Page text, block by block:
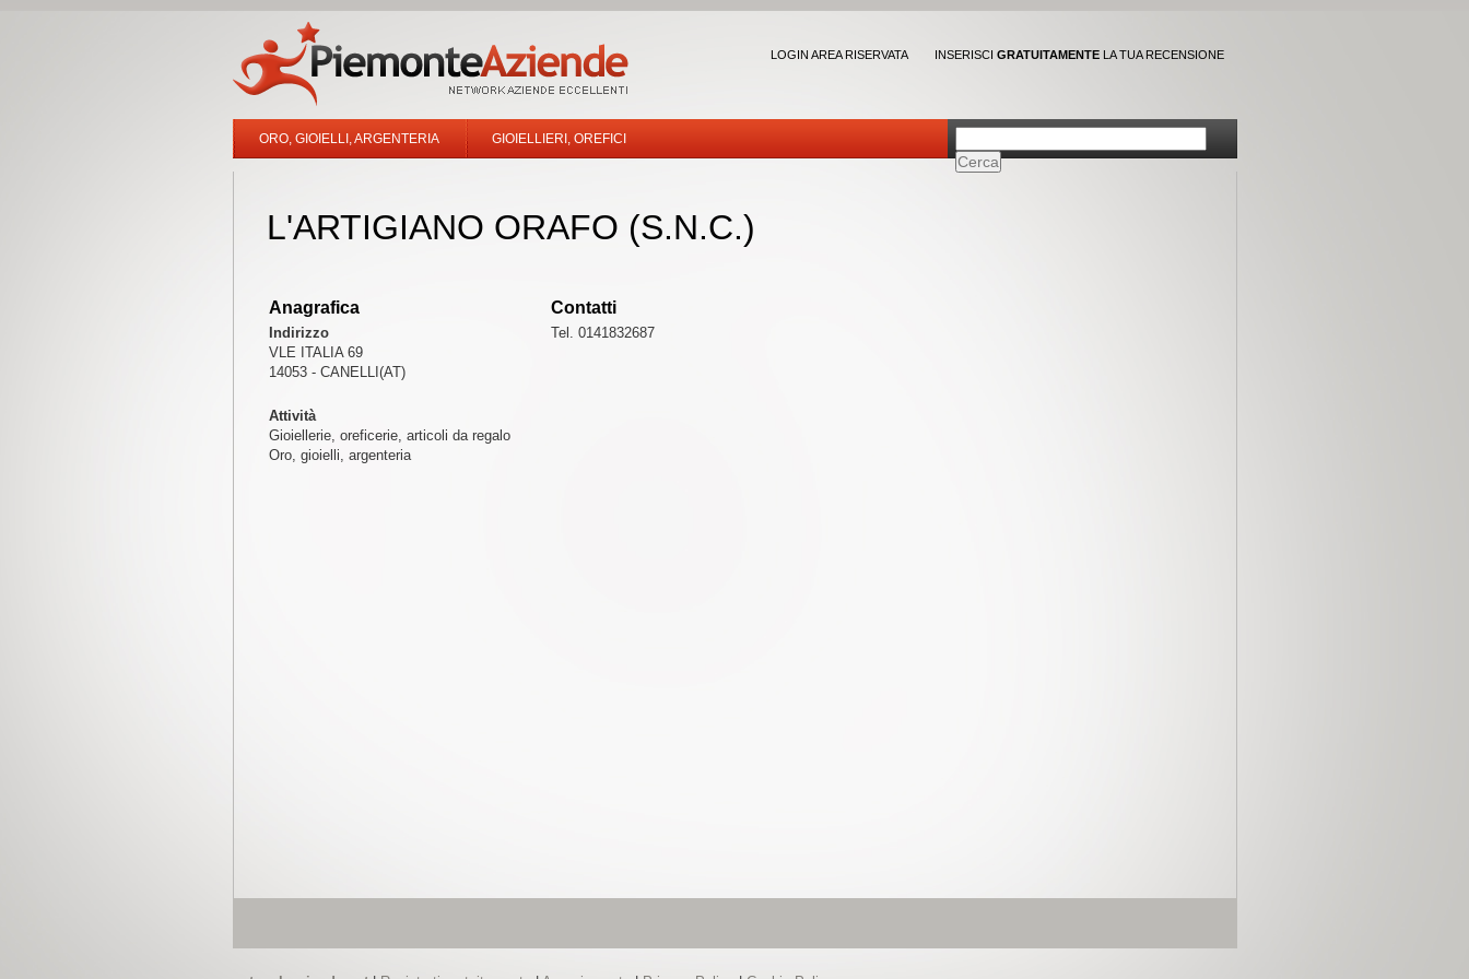
LOGIN AREA RISERVATA INSERISCI GRATUITAMENTELA TUA RECENSIONE
ORO, GIOIELLI, ARGENTERIA GIOIELLIERI, OREFICI
L'ARTIGIANO ORAFO (S.N.C.)
Anagrafica
Indirizzo
VLE ITALIA 69
14053 - CANELLI(AT)
Contatti
Tel. 0141832687
Attività
Gioiellerie, oreficerie, articoli da regalo
Oro, gioielli, argenteria